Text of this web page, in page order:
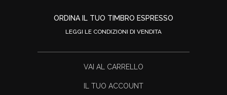
ORDINA IL TUO TIMBRO ESPRESSO
LEGGI LE CONDIZIONI DI VENDITA
VAI AL CARRELLO
IL TUO ACCOUNT